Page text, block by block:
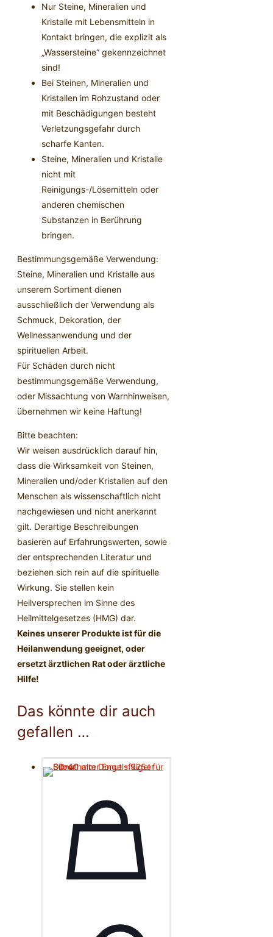
Nur Steine, Mineralien und
Kristalle mit Lebensmitteln in
Kontakt bringen, die explizit als
„Wassersteine“ gekennzeichnet
sind!
Bei Steinen, Mineralien und
Kristallen im Rohzustand oder
mit Beschädigungen besteht
Verletzungsgefahr durch
scharfe Kanten.
Steine, Mineralien und Kristalle
nicht mit
Reinigungs-/Lösemitteln oder
anderen chemischen
Substanzen in Berührung
bringen.
Bestimmungsgemäße Verwendung:
Steine, Mineralien und Kristalle aus
unserem Sortiment dienen
ausschließlich der Verwendung als
Schmuck, Dekoration, der
Wellnessanwendung und der
spirituellen Arbeit.
Für Schäden durch nicht
bestimmungsgemäße Verwendung,
oder Missachtung von Warnhinweisen,
übernehmen wir keine Haftung!
Bitte beachten:
Wir weisen ausdrücklich darauf hin,
dass die Wirksamkeit von Steinen,
Mineralien und/oder Kristallen auf den
Menschen als wissenschaftlich nicht
nachgewiesen und nicht anerkannt
gilt. Derartige Beschreibungen
basieren auf Erfahrungswerten, sowie
der entsprechenden Literatur und
beziehen sich rein auf die spirituelle
Wirkung. Sie stellen kein
Heilversprechen im Sinne des
Heilmittelgesetzes (HMG) dar.
Keines unserer Produkte ist für die
Heilanwendung geeignet, oder
ersetzt ärztlichen Rat oder ärztliche
Hilfe!
Das könnte dir auch
gefallen …